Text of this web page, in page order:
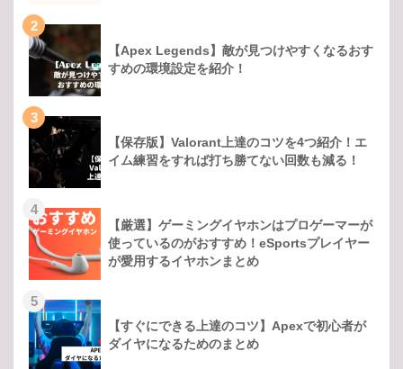
2
【Apex Legends】敵が見つけやすくなるおす
すめの環境設定を紹介！
3
【保存版】Valorant上達のコツを4つ紹介！エ
イム練習をすれば打ち勝てない回数も減る！
4
【厳選】ゲーミングイヤホンはプロゲーマーが
使っているのがおすすめ！eSportsプレイヤー
が愛用するイヤホンまとめ
5
【すぐにできる上達のコツ】Apexで初心者が
ダイヤになるためのまとめ